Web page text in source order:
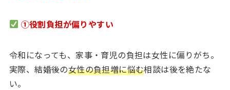
①役割負担が偏りやすい
令和になっても、家事・育児の負担は女性に偏りがち。
実際、結婚後の女性の負担増に悩む相談は後を絶たな
い。